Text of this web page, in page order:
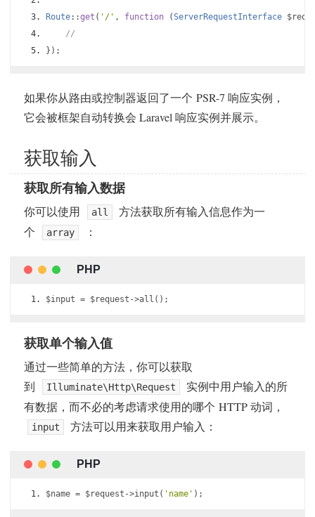
Route::get ( '/' , function (ServerRequestInterface
//
});
如果你从路由或控制器返回了一个 PSR-7 响应实例，
它会被框架自动转换会 Laravel 响应实例并展示。
获取输入
获取所有输入数据
你可以使用 all
方法获取所有输入信息作为一
个
array ：
$input = $request ->all ();
获取单个输入值
通过一些简单的方法，你可以获取
到
Illuminate\Http\Request
实例中用户输入的所
有数据，而不必的考虑请求使用的哪个 HTTP 动词，
input 方法可以用来获取用户输入：
$name = $request ->input ( 'name' );